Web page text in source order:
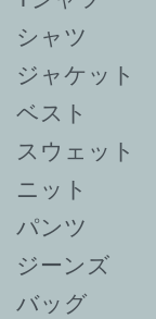
シャツ
ジャケット
ベスト
スウェット
ニット
パンツ
ジーンズ
バッグ